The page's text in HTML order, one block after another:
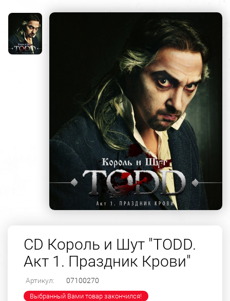
CD Король и Шут "TODD.
Акт 1. Праздник Крови"
Артикул: 07100270
Выбранный Вами товар закончился!